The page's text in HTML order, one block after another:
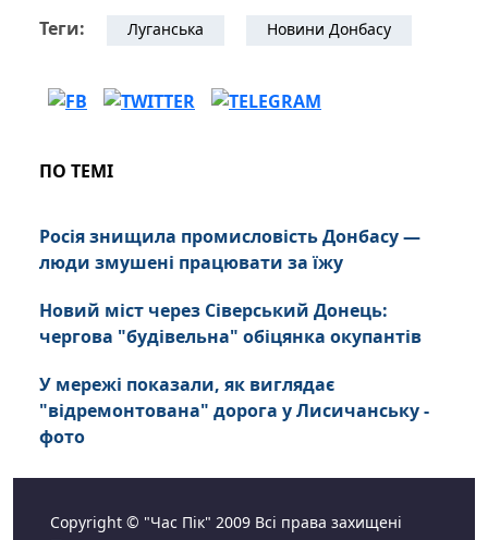
Теги: Луганська Новини Донбасу
ПО ТЕМІ
Росія знищила промисловість Донбасу —
люди змушені працювати за їжу
Новий міст через Сіверський Донець:
чергова "будівельна" обіцянка окупантів
У мережі показали, як виглядає
"відремонтована" дорога у Лисичанську -
фото
Copyright © "Час Пік" 2009 Всі права захищені